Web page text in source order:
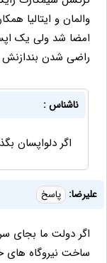
والمان و ایتالیا
امضا شد ولی یک
راضی شدن بندازنش
ناشناس :
اگر دلواپسان
علیرضا: پاسخ
اگر دولت ما بجای
ساخت نیروگاه های